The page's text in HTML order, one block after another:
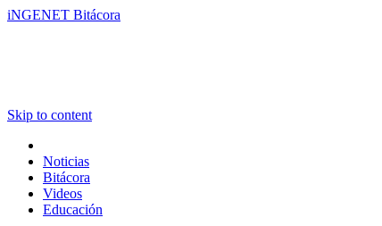
iNGENET Bitácora
Skip to content
Noticias
Bitácora
Videos
Educación